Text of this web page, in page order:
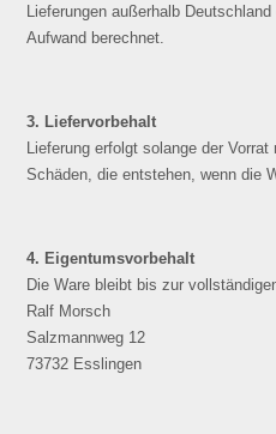
Lieferungen außerhalb
Aufwand berechnet.
3. Liefervorbehalt
Lieferung erfolgt solange der
Schäden, die entstehen, wenn die
4. Eigentumsvorbehalt
Die Ware bleibt bis zur
Ralf Morsch
Salzmannweg 12
73732 Esslingen